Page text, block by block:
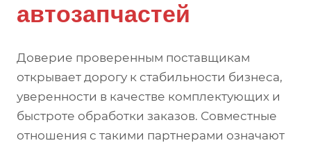
автозапчастей
Доверие проверенным поставщикам
открывает дорогу к стабильности бизнеса,
уверенности в качестве комплектующих и
быстроте обработки заказов. Совместные
отношения с такими партнерами означают